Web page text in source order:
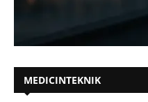
MEDICINTEKNIK